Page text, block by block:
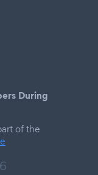
During
of the